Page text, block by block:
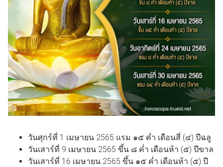
วันศุกร์ที่ 1 เมษายน 2565 แรม ๑๕ ค่ำ เดือนสี่ (๔) ปีฉลู
วันเสาร์ที่ 9 เมษายน 2565 ขึ้น ๘ ค่ำ เดือนห้า (๕) ปีขาล
วันเสาร์ที่ 16 เมษายน 2565 ขึ้น ๑๕ ค่ำ เดือนห้า (๕) ปี